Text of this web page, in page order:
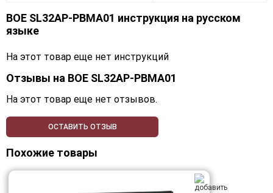
BOE SL32AP-PBMA01 инструкция на русском
языке
На этот товар еще нет инструкций
Отзывы на BOE SL32AP-PBMA01
На этот товар еще нет отзывов.
ОСТАВИТЬ ОТЗЫВ
Похожие товары